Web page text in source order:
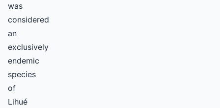
was
considered
an
exclusively
endemic
species
of
Lihué